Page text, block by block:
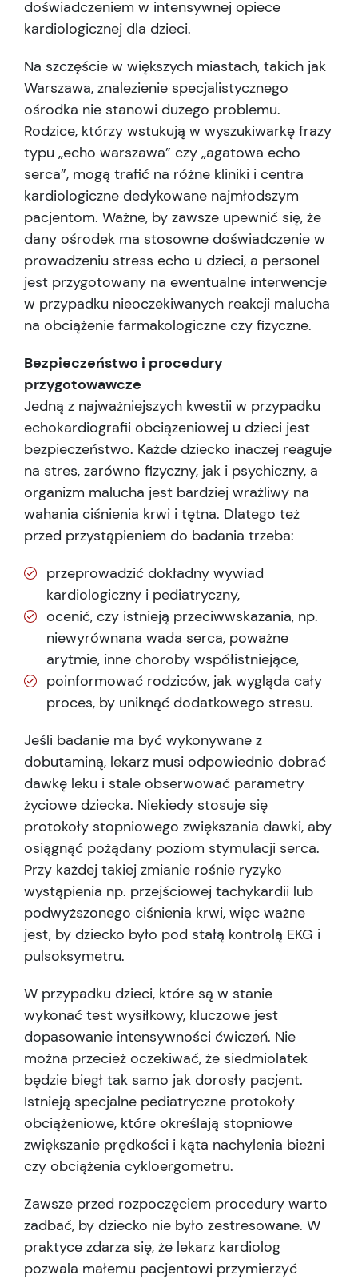
doświadczeniem w intensywnej opiece
kardiologicznej dla dzieci.
Na szczęście w większych miastach, takich jak
Warszawa, znalezienie specjalistycznego
ośrodka nie stanowi dużego problemu.
Rodzice, którzy wstukują w wyszukiwarkę frazy
typu „echo warszawa” czy „agatowa echo
serca”, mogą trafić na różne kliniki i centra
kardiologiczne dedykowane najmłodszym
pacjentom. Ważne, by zawsze upewnić się, że
dany ośrodek ma stosowne doświadczenie w
prowadzeniu stress echo u dzieci, a personel
jest przygotowany na ewentualne interwencje
w przypadku nieoczekiwanych reakcji malucha
na obciążenie farmakologiczne czy fizyczne.
Bezpieczeństwo i procedury
przygotowawcze
Jedną z najważniejszych kwestii w przypadku
echokardiografii obciążeniowej u dzieci jest
bezpieczeństwo. Każde dziecko inaczej reaguje
na stres, zarówno fizyczny, jak i psychiczny, a
organizm malucha jest bardziej wrażliwy na
wahania ciśnienia krwi i tętna. Dlatego też
przed przystąpieniem do badania trzeba:
przeprowadzić dokładny wywiad
kardiologiczny i pediatryczny,
ocenić, czy istnieją przeciwwskazania, np.
niewyrównana wada serca, poważne
arytmie, inne choroby współistniejące,
poinformować rodziców, jak wygląda cały
proces, by uniknąć dodatkowego stresu.
Jeśli badanie ma być wykonywane z
dobutaminą, lekarz musi odpowiednio dobrać
dawkę leku i stale obserwować parametry
życiowe dziecka. Niekiedy stosuje się
protokoły stopniowego zwiększania dawki, aby
osiągnąć pożądany poziom stymulacji serca.
Przy każdej takiej zmianie rośnie ryzyko
wystąpienia np. przejściowej tachykardii lub
podwyższonego ciśnienia krwi, więc ważne
jest, by dziecko było pod stałą kontrolą EKG i
pulsoksymetru.
W przypadku dzieci, które są w stanie
wykonać test wysiłkowy, kluczowe jest
dopasowanie intensywności ćwiczeń. Nie
można przecież oczekiwać, że siedmiolatek
będzie biegł tak samo jak dorosły pacjent.
Istnieją specjalne pediatryczne protokoły
obciążeniowe, które określają stopniowe
zwiększanie prędkości i kąta nachylenia bieżni
czy obciążenia cykloergometru.
Zawsze przed rozpoczęciem procedury warto
zadbać, by dziecko nie było zestresowane. W
praktyce zdarza się, że lekarz kardiolog
pozwala małemu pacjentowi przymierzyć